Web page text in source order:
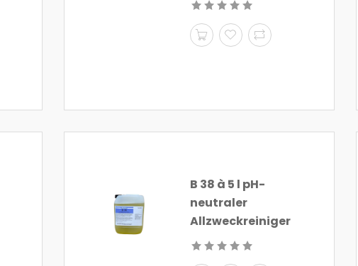
B 38 à 5 l pH-
neutraler
Allzweckreiniger